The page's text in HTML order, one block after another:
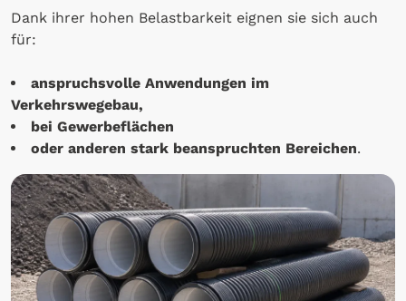
Dank ihrer hohen Belastbarkeit eignen sie sich auch
für:
anspruchsvolle Anwendungen im
Verkehrswegebau,
bei Gewerbeflächen
oder anderen stark beanspruchten Bereichen.